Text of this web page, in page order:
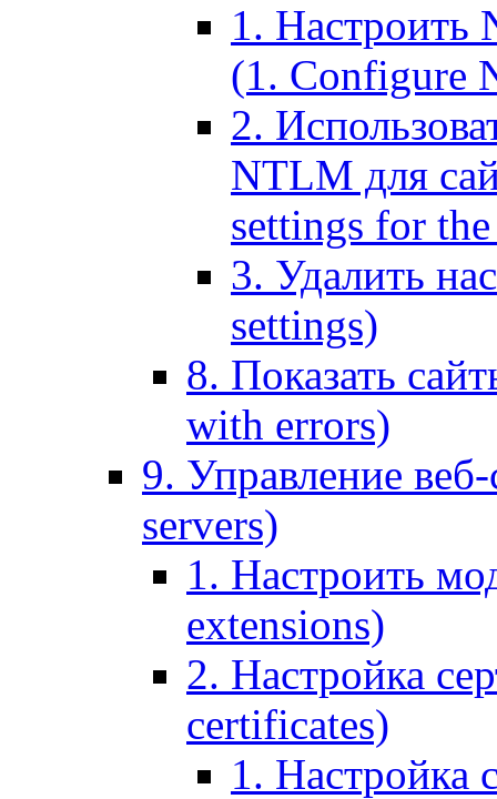
1. Настроить
(1. Configure
2.
NTLM для
settings for
3. Удалить
settings)
8. Показать
with errors)
9. Управление
servers)
1. Настроить
extensions)
2. Настройка
certificates)
1. Настройка